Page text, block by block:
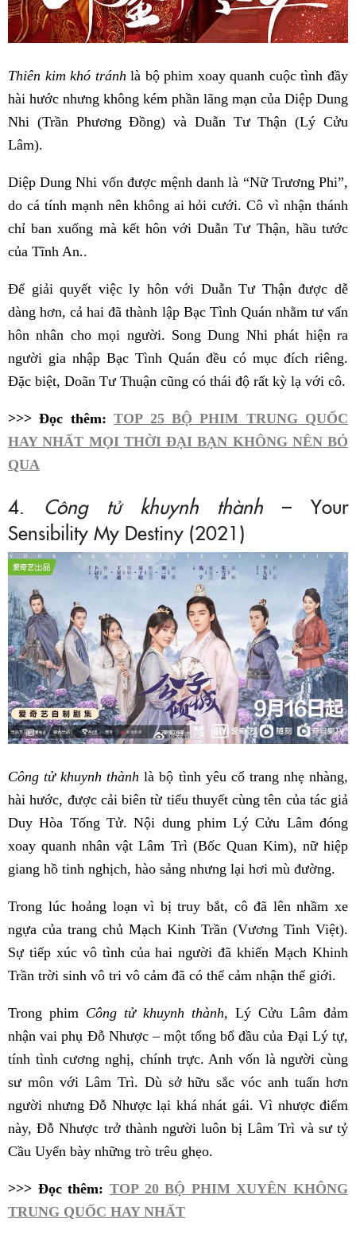
Thiên kim khó tránh là bộ phim xoay quanh cuộc tình đầy
hài hước nhưng không kém phần lãng mạn của Diệp Dung
Nhi (Trần Phương Đồng) và Duẫn Tư Thận (Lý Cửu
Lâm).
Diệp Dung Nhi vốn được mệnh danh là “Nữ Trương Phi”,
do cá tính mạnh nên không ai hỏi cưới. Cô vì nhận thánh
chỉ ban xuống mà kết hôn với Duẫn Tư Thận, hầu tước
của Tĩnh An..
Để giải quyết việc ly hôn với Duẫn Tư Thận được dễ
dàng hơn, cả hai đã thành lập Bạc Tình Quán nhằm tư vấn
hôn nhân cho mọi người. Song Dung Nhi phát hiện ra
người gia nhập Bạc Tình Quán đều có mục đích riêng.
Đặc biệt, Doãn Tư Thuận cũng có thái độ rất kỳ lạ với cô.
>>> Đọc thêm:TOP 25 BỘ PHIM TRUNG QUỐC
HAY NHẤT MỌI THỜI ĐẠI BẠN KHÔNG NÊN BỎ
QUA
4. Công tử khuynh thành – Your
Sensibility My Destiny (2021)
Công tử khuynh thành là bộ tình yêu cổ trang nhẹ nhàng,
hài hước, được cải biên từ tiểu thuyết cùng tên của tác giả
Duy Hòa Tống Tử. Nội dung phim Lý Cửu Lâm đóng
xoay quanh nhân vật Lâm Trì (Bốc Quan Kim), nữ hiệp
giang hồ tinh nghịch, hào sảng nhưng lại hơi mù đường.
Trong lúc hoảng loạn vì bị truy bắt, cô đã lên nhầm xe
ngựa của trang chủ Mạch Kinh Trần (Vương Tinh Việt).
Sự tiếp xúc vô tình của hai người đã khiến Mạch Khinh
Trần trời sinh vô tri vô cảm đã có thể cảm nhận thế giới.
Trong phim Công tử khuynh thành, Lý Cửu Lâm đảm
nhận vai phụ Đỗ Nhược – một tổng bổ đầu của Đại Lý tự,
tính tình cương nghị, chính trực. Anh vốn là người cùng
sư môn với Lâm Trì. Dù sở hữu sắc vóc anh tuấn hơn
người nhưng Đỗ Nhược lại khá nhát gái. Vì nhược điểm
này, Đỗ Nhược trở thành người luôn bị Lâm Trì và sư tỷ
Cầu Uyển bày những trò trêu ghẹo.
>>> Đọc thêm: TOP 20 BỘ PHIM XUYÊN KHÔNG
TRUNG QUỐC HAY NHẤT